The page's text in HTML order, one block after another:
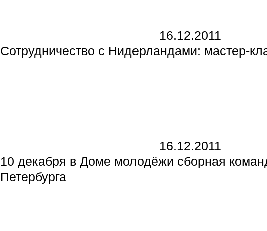
16.12.2011
Сотрудничество с Нидерландами: мастер-
16.12.2011
10 декабря в Доме молодёжи сборная
Петербурга